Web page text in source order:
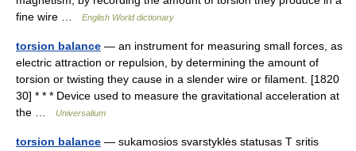
fine wire …
English World dictionary
torsion balance — an instrument for measuring small forces, as
electric attraction or repulsion, by determining the amount of
torsion or twisting they cause in a slender wire or filament. [1820
30] * * * Device used to measure the gravitational acceleration at
the …
Universalium
torsion balance — sukamosios svarstyklės statusas T sritis